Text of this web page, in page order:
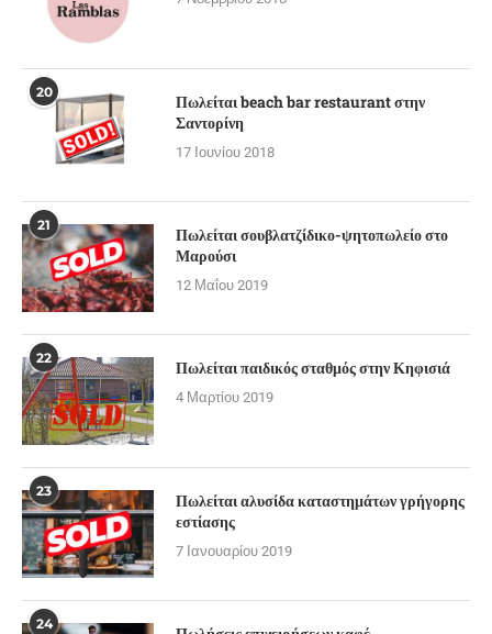
20
Πωλείται beach bar restaurant στην
Σαντορίνη
17 Ιουνίου 2018
21
Πωλείται σουβλατζίδικο-ψητοπωλείο στο
Μαρούσι
12 Μαΐου 2019
22 Πωλείται παιδικός σταθμός στην Κηφισιά
4 Μαρτίου 2019
23
Πωλείται αλυσίδα καταστημάτων γρήγορης
εστίασης
7 Ιανουαρίου 2019
24